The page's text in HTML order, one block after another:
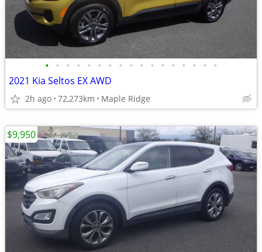
• • • • • • • • • • • • • • • • •
2021 Kia Seltos EX AWD
2h ago 72,273km Maple Ridge
$9,950